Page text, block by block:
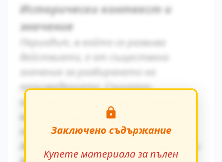
Исторически контекст и
значение
Периодът, в който се развива
действието, е от съществено
значение за разбирането на
произведението. Социално-
икономическите условия оказват
влияние върху поведението на
героите.
Авторът умело вплита исторически
Заключено съдържание
Купете материала за пълен